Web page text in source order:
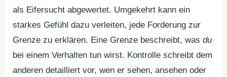
als Eifersucht abgewertet. Umgekehrt kann ein
starkes Gefühl dazu verleiten, jede Forderung zur
Grenze zu erklären. Eine Grenze beschreibt, was du
bei einem Verhalten tun wirst. Kontrolle schreibt dem
anderen detailliert vor, wen er sehen, ansehen oder